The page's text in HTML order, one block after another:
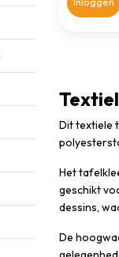
Dit textiele
Het
geschikt
dessins,
De